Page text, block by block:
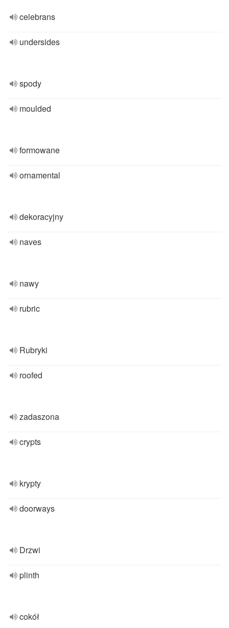
celebrans
undersides
spody
moulded
formowane
ornamental
dekoracyjny
naves
nawy
rubric
Rubryki
roofed
zadaszona
crypts
krypty
doorways
Drzwi
plinth
cokół